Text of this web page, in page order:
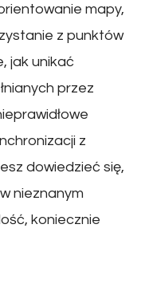
mapy,
z punktów
jak unikać
przez
z
dowiedzieć się,
nieznanym
koniecznie